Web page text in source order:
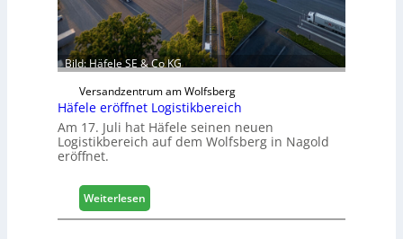
u
d
i
g
i
t
a
i
r
Bild: Häfele SE & Co KG
Versandzentrum am Wolfsberg
Häfele eröffnet Logistikbereich
Am 17. Juli hat Häfele seinen neuen
Logistikbereich auf dem Wolfsberg in Nagold
eröffnet.
Weiterlesen
H